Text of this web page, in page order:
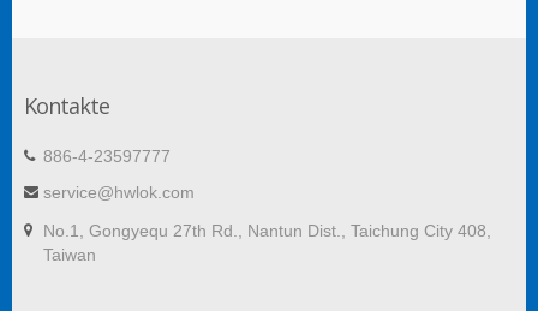
Kontakte
886-4-23597777
service@hwlok.com
No.1, Gongyequ 27th Rd., Nantun Dist., Taichung City 408,
Taiwan